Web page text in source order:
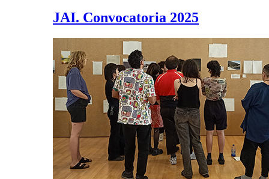
JAI. Convocatoria 2025